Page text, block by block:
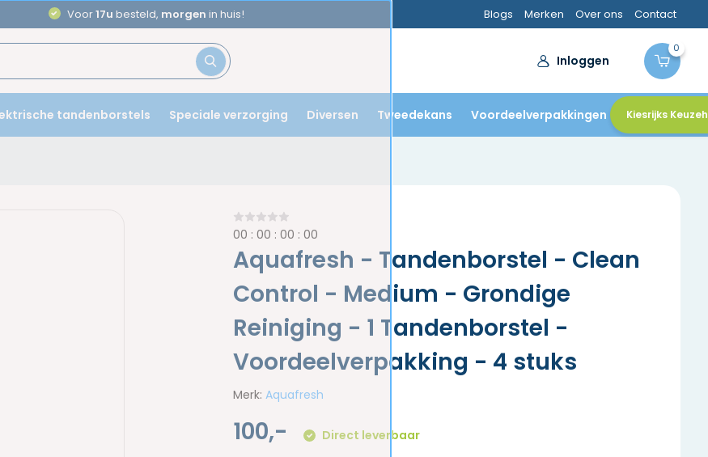
Aanbevolen doortandartsen Blogs Merken Over ons Contact
Inloggen
0
tandenborstels Speciale verzorging Diversen Tweedekans Voordeelverpakkingen Kiesrijks
00 :00 :00 :00
Aquafresh - Tandenborstel - Clean
Control - Medium - Grondige
Reiniging - 1 Tandenborstel -
Voordeelverpakking - 4 stuks
Merk:Aquafresh
100,- Direct leverbaar